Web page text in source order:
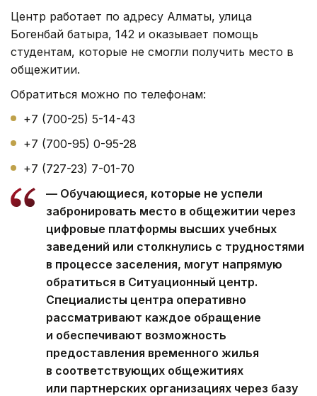
Центр работает по адресу Алматы, улица
Богенбай батыра, 142 и оказывает помощь
студентам, которые не смогли получить место в
общежитии.
Обратиться можно по телефонам:
+7 (700-25) 5-14-43
+7 (700-95) 0-95-28
+7 (727-23) 7-01-70
— Обучающиеся, которые не успели
забронировать место в общежитии через
цифровые платформы высших учебных
заведений или столкнулись с трудностями
в процессе заселения, могут напрямую
обратиться в Ситуационный центр.
Специалисты центра оперативно
рассматривают каждое обращение
и обеспечивают возможность
предоставления временного жилья
в соответствующих общежитиях
или партнерских организациях через базу